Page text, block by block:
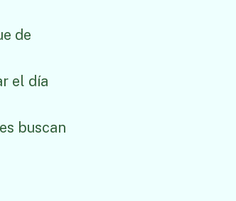
de
el día
buscan